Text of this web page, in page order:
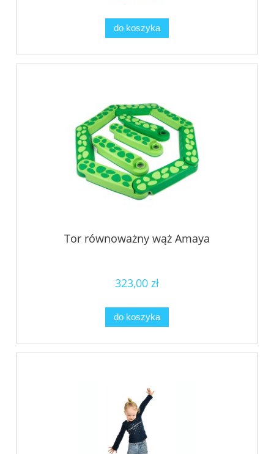
do koszyka
Tor równoważny wąż Amaya
323,00 zł
do koszyka